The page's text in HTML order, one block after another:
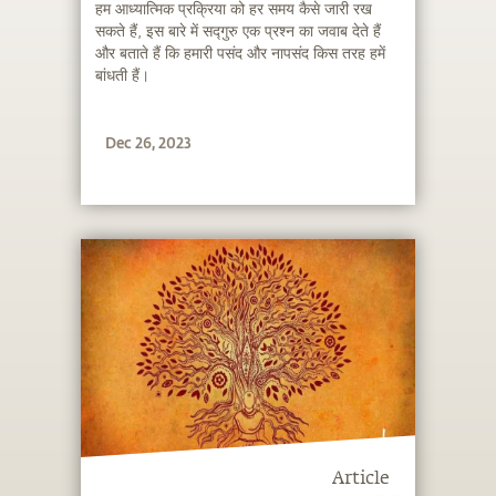
हम आध्यात्मिक प्रक्रिया को हर समय कैसे जारी रख
सकते हैं, इस बारे में सद्गुरु एक प्रश्न का जवाब देते हैं
और बताते हैं कि हमारी पसंद और नापसंद किस तरह हमें
बांधती हैं।
Dec 26, 2023
Article